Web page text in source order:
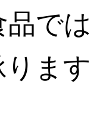
では
ます